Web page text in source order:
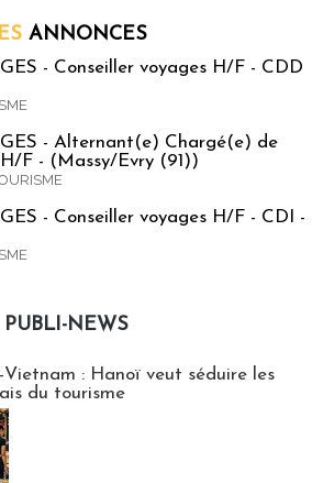
ANNONCES
- Conseiller voyages H/F - CDD
- Alternant(e) Chargé(e) de
F - (Massy/Evry (91))
- Conseiller voyages H/F - CDI -
PUBLI-NEWS
: Hanoï veut séduire les
du tourisme